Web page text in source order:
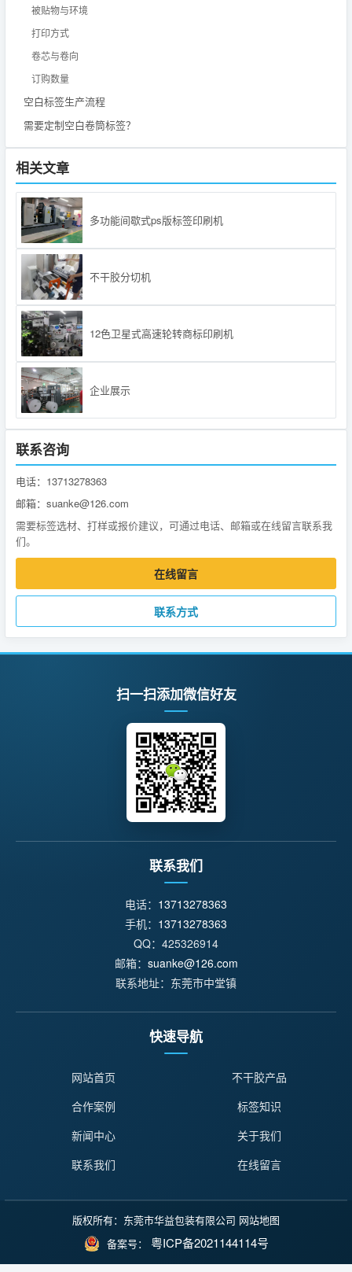
被贴物与环境
打印方式
卷芯与卷向
订购数量
空白标签生产流程
需要定制空白卷筒标签？
相关文章
多功能间歇式ps版标签印刷机
不干胶分切机
12色卫星式高速轮转商标印刷机
企业展示
联系咨询
电话：13713278363
邮箱：suanke@126.com
需要标签选材、打样或报价建议，可通过电话、邮箱或在线留言联系我
们。
在线留言
联系方式
扫一扫添加微信好友
联系我们
电话： 13713278363
手机： 13713278363
QQ：425326914
邮箱： suanke@126.com
联系地址：东莞市中堂镇
快速导航
网站首页
不干胶产品
合作案例
标签知识
新闻中心
关于我们
联系我们
在线留言
版权所有：东莞市华益包装有限公司 网站地图
备案号： 粤ICP备2021144114号